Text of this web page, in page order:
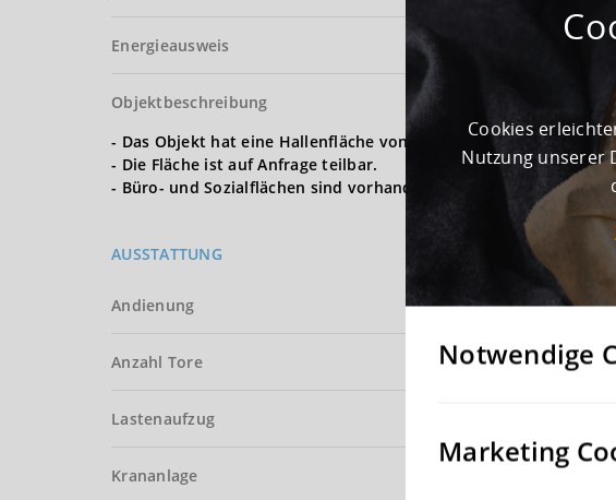
Energieausweis
Objektbeschreibung
- Das Objekt hat eine Hallenfläche von ca. 5.000 m² und ist für
- Die Fläche ist auf Anfrage teilbar.
- Büro- und Sozialflächen sind vorhanden.
AUSSTATTUNG
Andienung
Anzahl Tore
Lastenaufzug
Krananlage
Cookies
Nutzung unserer
Notwendige
Marketing